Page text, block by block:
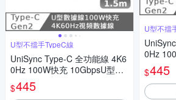
U型不擋手TypeC線
UniSync Type-C 全功能線 4K6
0Hz 100W快充 10GbpsU型充
電線1.5米
$445
U型不擋
0Hz
電線1.5米
$445